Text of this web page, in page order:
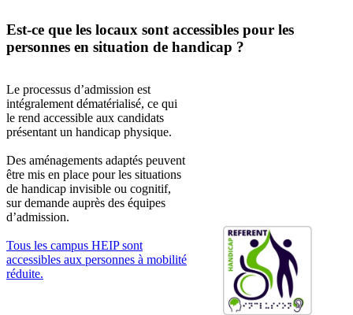
Est-ce que les locaux sont accessibles pour les
personnes en situation de handicap ?
Le processus d’admission est
intégralement dématérialisé, ce qui
le rend accessible aux candidats
présentant un handicap physique.
Des aménagements adaptés peuvent
être mis en place pour les situations
de handicap invisible ou cognitif,
sur demande auprès des équipes
d’admission.
Tous les campus HEIP sont
accessibles aux personnes à mobilité
réduite.